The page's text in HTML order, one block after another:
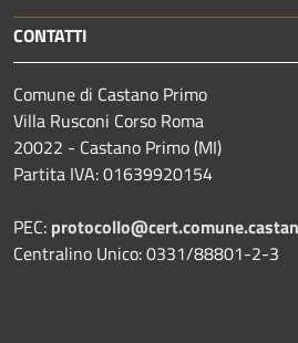
CONTATTI
Comune di Castano Primo
Villa Rusconi Corso Roma
20022 - Castano Primo (MI)
Partita IVA: 01639920154
PEC:
Centralino Unico: 0331/88801-2-3